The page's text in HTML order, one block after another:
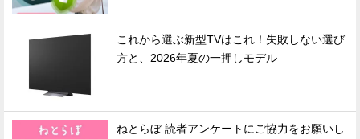
これから選ぶ新型TVはこれ！失敗しない選び
方と、2026年夏の一押しモデル
ねとらぼ 読者アンケートにご協力をお願いし